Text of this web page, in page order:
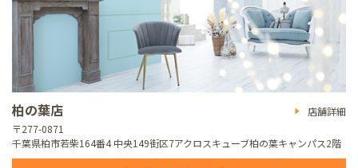
柏の葉店
店舗詳細
〒277-0871
千葉県柏市若柴164番4 中央149街区7アクロスキューブ柏の葉キャンパス2階